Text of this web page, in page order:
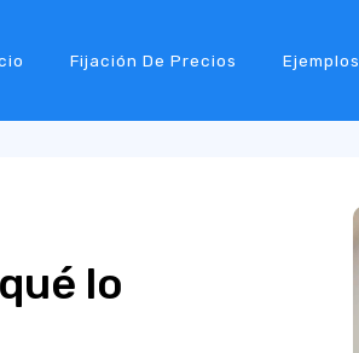
Fijación De Precios Ejemplos
lo